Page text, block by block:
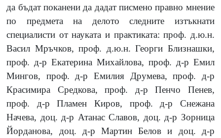
да бъдат поканени да дадат писмено правно мнение
по предмета на делото следните изтъкнати
специалисти от науката и практиката:проф. д.ю.н.
Васил Мръчков,проф. д.ю.н. Георги Близнашки,
проф. д-р Екатерина Михайлова, проф. д-р Емил
Мингов, проф. д-р Емилия Друмева,проф. д-р
Красимира Средкова,проф. д-р Пенчо Пенев,
проф. д-р Пламен Киров, проф. д-р Снежана
Начева, доц. д-р Атанас Славов, доц. д-р Зорница
Йорданова, доц. д-р МартинБелови доц. д-р